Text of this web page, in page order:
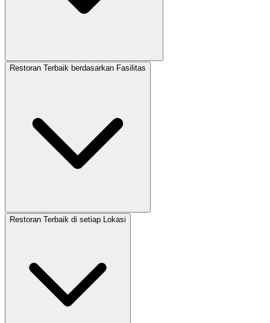
Restoran Terbaik berdasarkan Fasilitas
Restoran Terbaik di setiap Lokasi